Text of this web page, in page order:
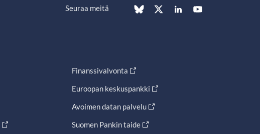
Seuraa meitä
Finanssivalvonta
Euroopan keskuspankki
Avoimen datan palvelu
Suomen Pankin taide